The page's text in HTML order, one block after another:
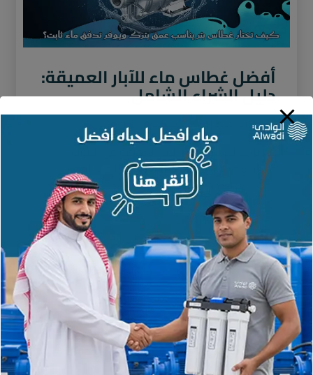
أفضل غطاس ماء للآبار العميقة:
دليل الشراء الشامل
نوفمبر 21, 2025 لا توجد تعليقات
مع تزايد الاعتماد على الآبار العميقة في البيوت
والمزارع والاستراحات، أصبح غطاس الماء الجهاز
الأساسي لضمان استخراج